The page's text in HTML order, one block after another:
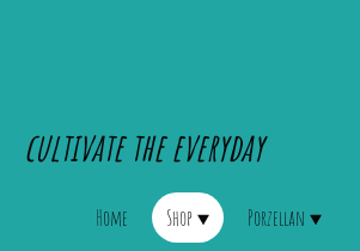
cultivate the everyday
Home Shop Porzellan